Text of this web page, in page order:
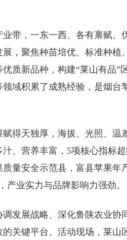
带，一东一西、各有禀赋、
，聚焦种苗培优、标准种植
优质新品种，构建“莱山有品”
域积累了成熟经验，是烟台
得天独厚，海拔、光照、温
、营养丰富，5项核心指标
量安全示范县，富县苹果年
产业实力与品牌影响力强劲。
发展战略、深化鲁陕农业协
关键平台。活动现场，莱山